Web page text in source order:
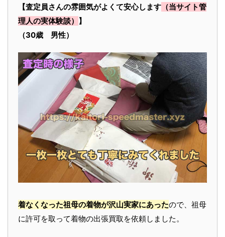
【査定員さんの雰囲気がよくて安心します （当サイト管
理人の実体験談） 】
（30歳 男性）
着なくなった祖母の着物が沢山実家にあったので、祖母
に許可を取って着物の出張買取を依頼しました。